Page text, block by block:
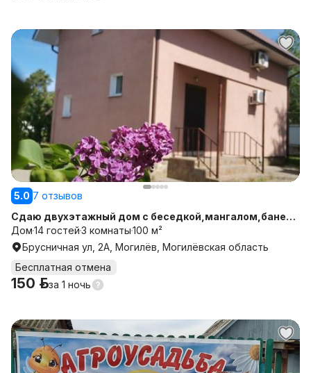
5.0 7 отзывов
Сдаю двухэтажный дом с беседкой,мангалом,баней ,
отдельной прилегающей территорией и парковкой
Дом14 гостей3 комнаты100 м²
Брусничная ул, 2А, Могилёв, Могилёвская область
Бесплатная отмена
150 р.за 1 ночь